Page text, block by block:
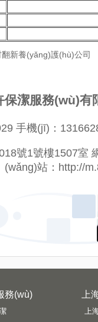
新養(yǎng)護(hù)公司
保潔服務(wù)
手機(jī)：
號1號樓1507室
(wǎng)站： http://
務(wù) 上
上